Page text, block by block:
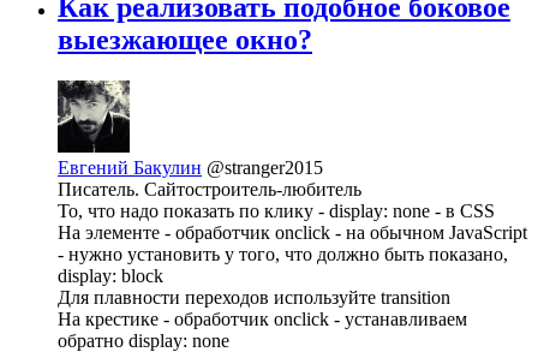
Как реализовать подобное боковое
выезжающее окно?
Евгений Бакулин @stranger2015
Писатель. Сайтостроитель-любитель
То, что надо показать по клику - display: none - в CSS
На элементе - обработчик onclick - на обычном JavaScript
- нужно установить у того, что должно быть показано,
display: block
Для плавности переходов используйте transition
На крестике - обработчик onclick - устанавливаем
обратно display: none